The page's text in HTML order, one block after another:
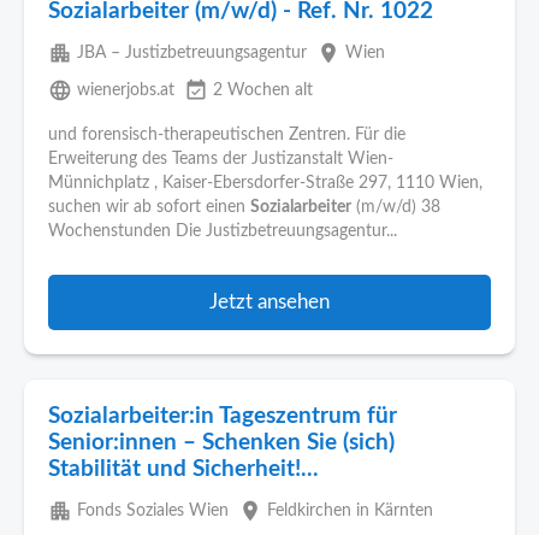
Sozialarbeiter (m/w/d) - Ref. Nr. 1022
apartment JBA – Justizbetreuungsagentur place Wien
language wienerjobs.at event_available 2 Wochen alt
und forensisch-therapeutischen Zentren. Für die
Erweiterung des Teams der Justizanstalt Wien-
Münnichplatz , Kaiser-Ebersdorfer-Straße 297, 1110 Wien,
suchen wir ab sofort einen Sozialarbeiter (m/w/d) 38
Wochenstunden Die Justizbetreuungsagentur...
Jetzt ansehen
Sozialarbeiter:in Tageszentrum für
Senior:innen – Schenken Sie (sich)
Stabilität und Sicherheit!...
apartment Fonds Soziales Wien place Feldkirchen in Kärnten